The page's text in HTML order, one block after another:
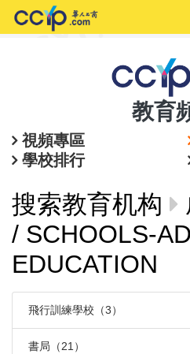
教育
視頻專區
學校排行
搜索教育机构
/ SCHOOLS-
EDUCATION
飛行訓練學校（3）
書局（21）